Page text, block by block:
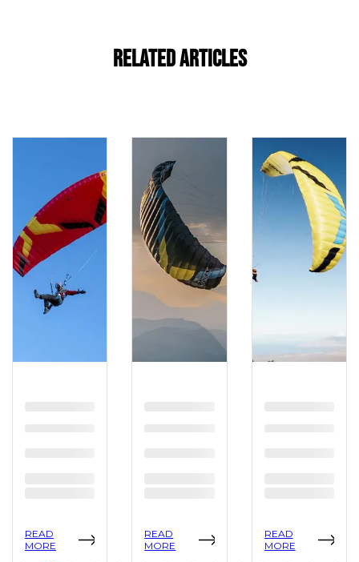
Related Articles
READ
MORE
READ
MORE
READ
MORE